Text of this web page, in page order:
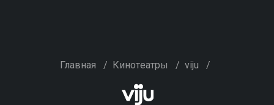
Главная / Кинотеатры / viju /